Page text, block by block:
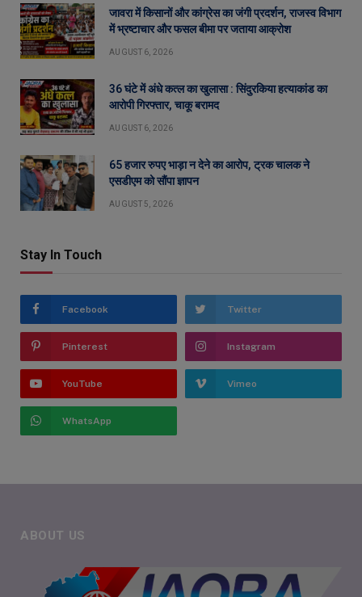
जावरा में किसानों और कांग्रेस का जंगी प्रदर्शन, राजस्व विभाग
में भ्रष्टाचार और फसल बीमा पर जताया आक्रोश
AUGUST 6, 2026
36 घंटे में अंधे कत्ल का खुलासा : सिंदुरकिया हत्याकांड का
आरोपी गिरफ्तार, चाकू बरामद
AUGUST 6, 2026
65 हजार रुपए भाड़ा न देने का आरोप, ट्रक चालक ने
एसडीएम को सौंपा ज्ञापन
AUGUST 5, 2026
Stay In Touch
Facebook Twitter
Pinterest Instagram
YouTube Vimeo
WhatsApp
ABOUT US